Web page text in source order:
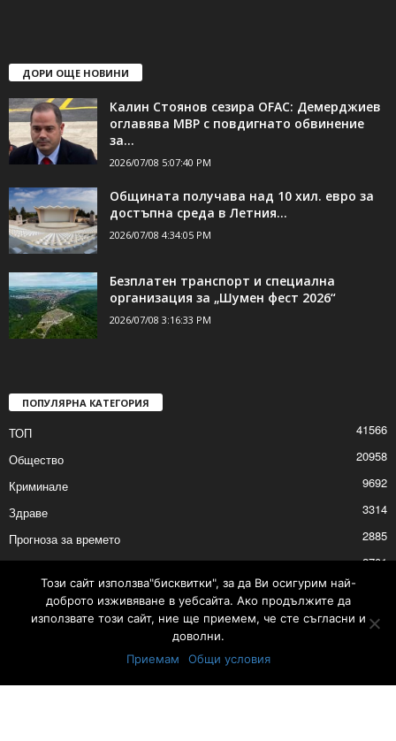
ДОРИ ОЩЕ НОВИНИ
Калин Стоянов сезира OFAC: Демерджиев
оглавява МВР с повдигнато обвинение
за...
2026/07/08 5:07:40 PM
Общината получава над 10 хил. евро за
достъпна среда в Летния...
2026/07/08 4:34:05 PM
Безплатен транспорт и специална
организация за „Шумен фест 2026“
2026/07/08 3:16:33 PM
ПОПУЛЯРНА КАТЕГОРИЯ
ТОП
41566
Общество
20958
Криминале
9692
Здраве
3314
Прогноза за времето
2885
Политика
2701
Култура
Този сайт използва"бисквитки", за да Ви осигурим най-
доброто изживяване в уебсайта. Ако продължите да
използвате този сайт, ние ще приемем, че сте съгласни и
доволни.
Приемам
Общи условия